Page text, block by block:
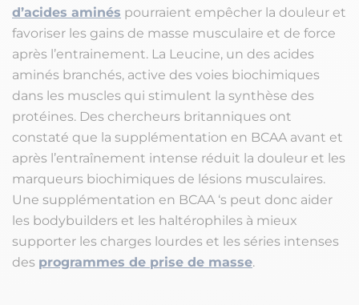
d’acides aminés pourraient empêcher la douleur et
favoriser les gains de masse musculaire et de force
après l’entrainement. La Leucine, un des acides
aminés branchés, active des voies biochimiques
dans les muscles qui stimulent la synthèse des
protéines. Des chercheurs britanniques ont
constaté que la supplémentation en BCAA avant et
après l’entraînement intense réduit la douleur et les
marqueurs biochimiques de lésions musculaires.
Une supplémentation en BCAA ‘s peut donc aider
les bodybuilders et les haltérophiles à mieux
supporter les charges lourdes et les séries intenses
des programmes de prise de masse.